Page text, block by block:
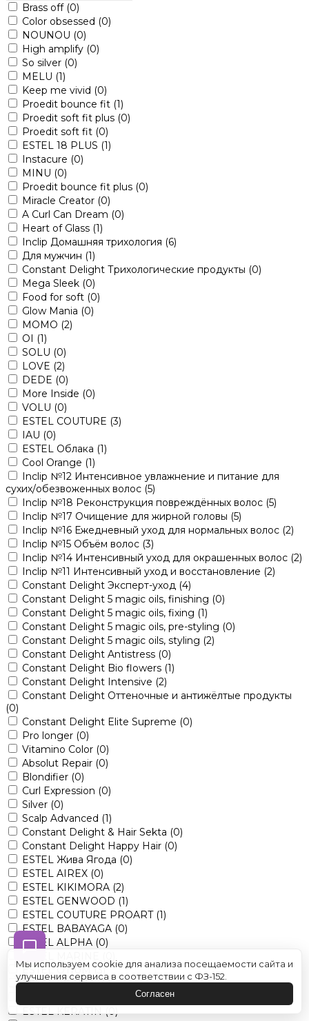
Brass off (0)
Color obsessed (0)
NOUNOU (0)
High amplify (0)
So silver (0)
MELU (1)
Keep me vivid (0)
Proedit bounce fit (1)
Proedit soft fit plus (0)
Proedit soft fit (0)
ESTEL 18 PLUS (1)
Instacure (0)
MINU (0)
Proedit bounce fit plus (0)
Miracle Creator (0)
A Curl Can Dream (0)
Heart of Glass (1)
Inclip Домашняя трихология (6)
Для мужчин (1)
Constant Delight Трихологические продукты (0)
Mega Sleek (0)
Food for soft (0)
Glow Mania (0)
MOMO (2)
OI (1)
SOLU (0)
LOVE (2)
DEDE (0)
More Inside (0)
VOLU (0)
ESTEL COUTURE (3)
IAU (0)
ESTEL Облака (1)
Cool Orange (1)
Inclip №12 Интенсивное увлажнение и питание для
сухих/обезвоженных волос (5)
Inclip №18 Реконструкция повреждённых волос (5)
Inclip №17 Очищение для жирной головы (5)
Inclip №16 Ежедневный уход для нормальных волос (2)
Inclip №15 Объём волос (3)
Inclip №14 Интенсивный уход для окрашенных волос (2)
Inclip №11 Интенсивный уход и восстановление (2)
Constant Delight Эксперт-уход (4)
Constant Delight 5 magic oils, finishing (0)
Constant Delight 5 magic oils, fixing (1)
Constant Delight 5 magic oils, pre-styling (0)
Constant Delight 5 magic oils, styling (2)
Constant Delight Antistress (0)
Constant Delight Bio flowers (1)
Constant Delight Intensive (2)
Constant Delight Оттеночные и антижёлтые продукты
(0)
Constant Delight Elite Supreme (0)
Pro longer (0)
Vitamino Color (0)
Absolut Repair (0)
Blondifier (0)
Curl Expression (0)
Silver (0)
Scalp Advanced (1)
Constant Delight & Hair Sekta (0)
Constant Delight Happy Hair (0)
ESTEL Жива Ягода (0)
ESTEL AIREX (0)
ESTEL KIKIMORA (2)
ESTEL GENWOOD (1)
ESTEL COUTURE PROART (1)
ESTEL BABAYAGA (0)
ESTEL ALPHA (0)
ESTEL OTIUM(3)
ESTEL VEDMA(0)
ESTEL KERATIN (0)
Мы используем cookie для анализа посещаемости сайта и
улучшения сервиса в соответствии с ФЗ-152.
Согласен